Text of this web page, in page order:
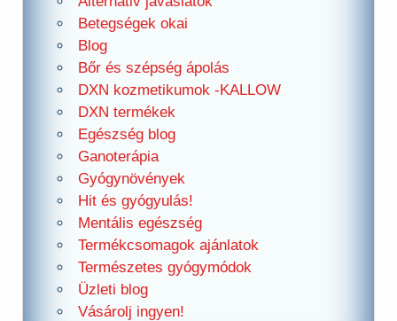
Betegségek okai
Blog
Bőr és szépség ápolás
DXN kozmetikumok -KALLOW
DXN termékek
Egészség blog
Ganoterápia
Gyógynövények
Hit és gyógyulás!
Mentális egészség
Termékcsomagok ajánlatok
Természetes gyógymódok
Üzleti blog
Vásárolj ingyen!